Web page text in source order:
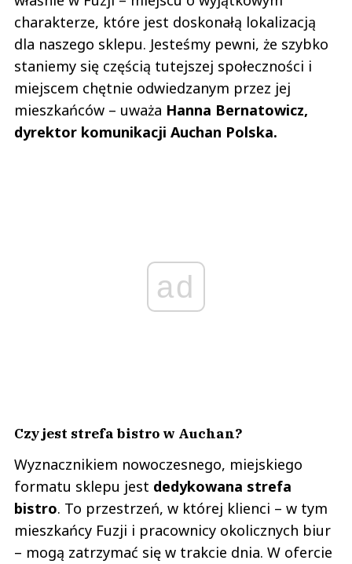
charakterze, które jest doskonałą lokalizacją
dla naszego sklepu. Jesteśmy pewni, że szybko
staniemy się częścią tutejszej społeczności i
miejscem chętnie odwiedzanym przez jej
mieszkańców – uważa Hanna Bernatowicz,
dyrektor komunikacji Auchan Polska.
ad
Czy jest strefa bistro w Auchan?
Wyznacznikiem nowoczesnego, miejskiego
formatu sklepu jest dedykowana strefa
bistro. To przestrzeń, w której klienci – w tym
mieszkańcy Fuzji i pracownicy okolicznych biur
– mogą zatrzymać się w trakcie dnia. W ofercie